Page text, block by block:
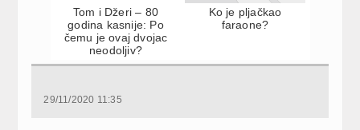
Tom i Džeri – 80
godina kasnije: Po
čemu je ovaj dvojac
neodoljiv?
Ko je pljačkao
faraone?
29/11/2020 11:35